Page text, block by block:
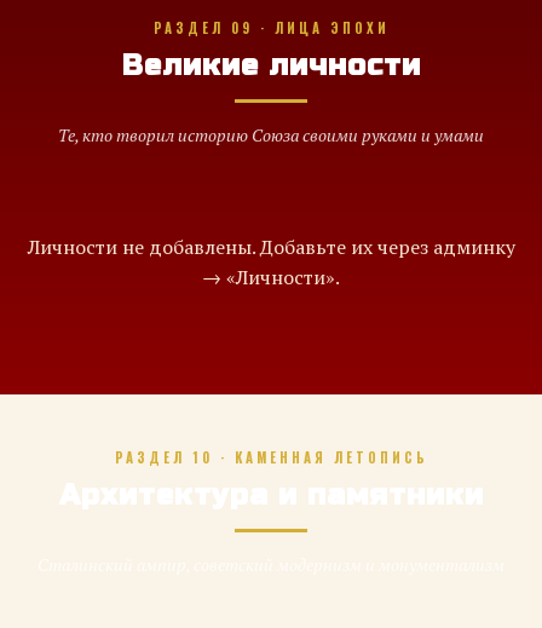
РАЗДЕЛ 09 · ЛИЦА ЭПОХИ
Великие личности
Те, кто творил историю Союза своими руками и умами
Личности не добавлены. Добавьте их через админку
→ «Личности».
РАЗДЕЛ 10 · КАМЕННАЯ ЛЕТОПИСЬ
Архитектура и памятники